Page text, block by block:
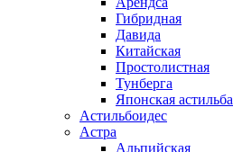
Гибридная
Давида
Китайская
Простолистная
Тунберга
Японская астильба
Астильбоидес
Астра
Альпийская